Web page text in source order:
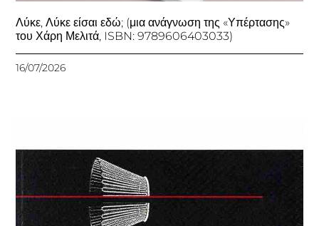
Λύκε, Λύκε είσαι εδώ; (μια ανάγνωση της «Υπέρτασης»
του Χάρη Μελιτά, ISBN: 9789606403033)
16/07/2026